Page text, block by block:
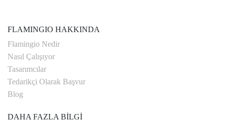
FLAMINGIO HAKKINDA
Flamingio Nedir
Nasıl Çalışıyor
Tasarımcılar
Tedarikçi Olarak Başvur
Blog
DAHA FAZLA BİLGİ